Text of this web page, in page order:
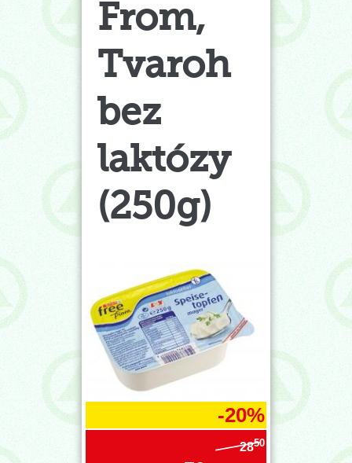
From,
Tvaroh
bez
laktózy
(250g)
-20%
2850